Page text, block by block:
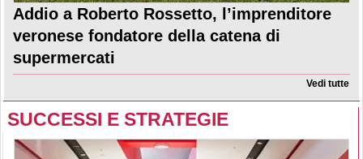
Addio a Roberto Rossetto, l’imprenditore
veronese fondatore della catena di
supermercati
Vedi tutte
SUCCESSI E STRATEGIE